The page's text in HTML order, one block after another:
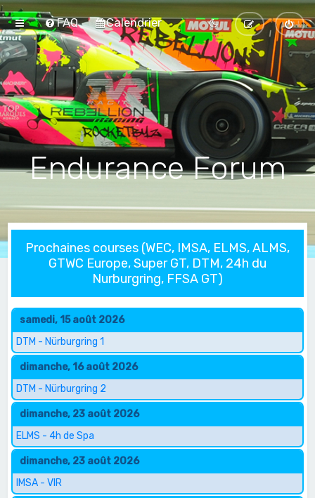
FAQ Calendrier
Endurance Forum
Prochaines courses (WEC, IMSA, ELMS, ALMS,
GTWC Europe, Super GT, DTM, 24h du
Nurburgring, FFSA GT)
samedi, 15 août 2026
DTM - Nürburgring 1
dimanche, 16 août 2026
DTM - Nürburgring 2
dimanche, 23 août 2026
ELMS - 4h de Spa
dimanche, 23 août 2026
IMSA - VIR